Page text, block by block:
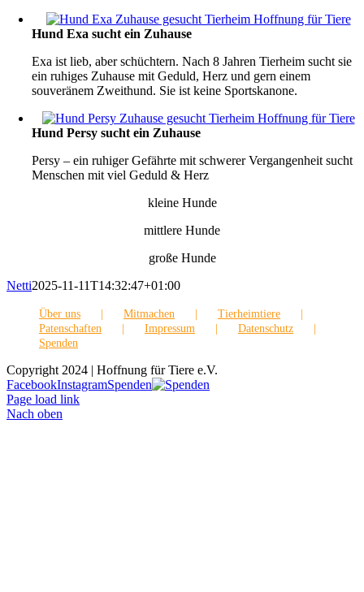
Hund Exa sucht ein Zuhause
Exa ist lieb, aber schüchtern. Nach 8 Jahren Tierheim sucht sie
ein ruhiges Zuhause mit Geduld, Herz und gern einem
souveränem Zweithund. Sie ist keine Sportskanone.
Hund Persy sucht ein Zuhause
Persy – ein ruhiger Gefährte mit schwerer Vergangenheit sucht
Menschen mit viel Geduld & Herz
kleine Hunde
mittlere Hunde
große Hunde
Netti2025-11-11T14:32:47+01:00
Über uns Mitmachen
Tierheimtiere
Patenschaften
Impressum
Datenschutz
Spenden
Copyright 2024 | Hoffnung für Tiere e.V.
FacebookInstagramSpenden
Page load link
Nach oben